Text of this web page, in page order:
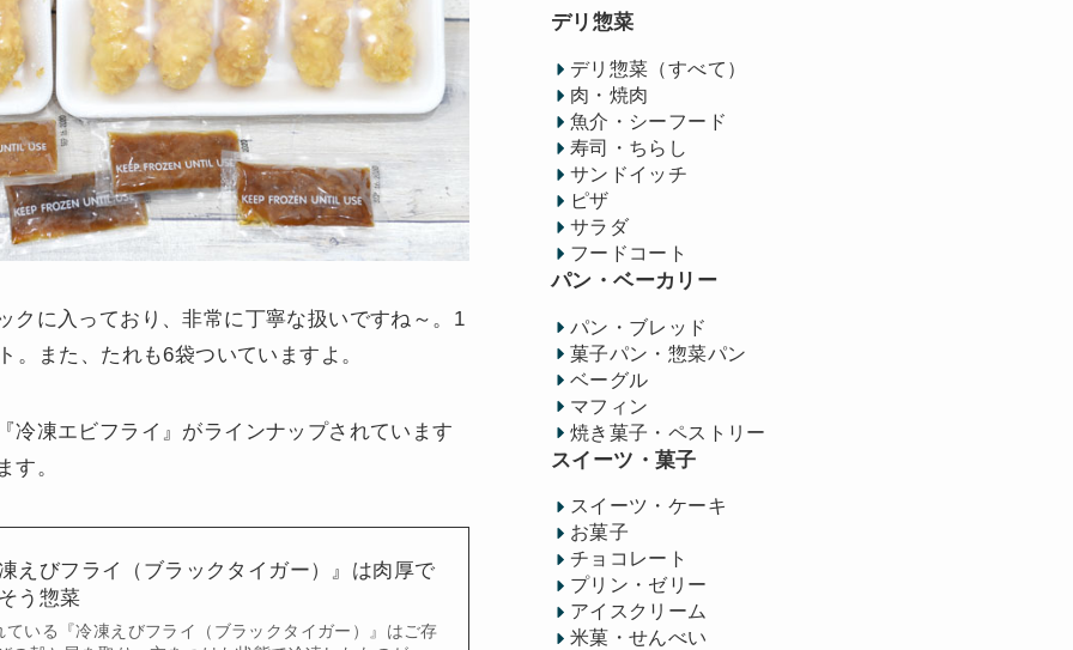
クに入っており、非常に丁寧な扱いですね～。1
また、たれも6袋ついていますよ。
冷凍エビフライ』がラインナップされています
す。
えびフライ（ブラックタイガー）』は肉厚で
う惣菜
ている『冷凍えびフライ（ブラックタイガー）』はご存
デリ惣菜
デリ惣菜（すべて）
肉・焼肉
魚介・シーフード
寿司・ちらし
サンドイッチ
ピザ
サラダ
フードコート
パン・ベーカリー
パン・ブレッド
菓子パン・惣菜パン
ベーグル
マフィン
焼き菓子・ペストリー
スイーツ・菓子
スイーツ・ケーキ
お菓子
チョコレート
プリン・ゼリー
アイスクリーム
米菓・せんべい